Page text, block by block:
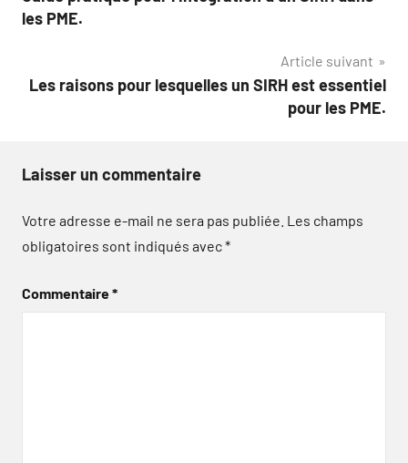
de
les PME.
Article suivant
Les raisons pour lesquelles un SIRH est essentiel
pour les PME.
Laisser un commentaire
Votre adresse e-mail ne sera pas publiée. Les champs
obligatoires sont indiqués avec*
Commentaire*